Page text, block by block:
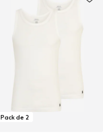
Pack de 2